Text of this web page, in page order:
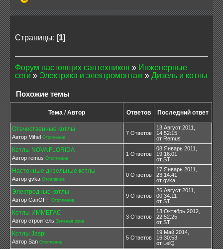
Страницы: [1]
Форум настоящих сантехников » Инженерные
сети » Электрика и электромонтаж » Дизель и котлы
Похожие темы
Тема / Автор Ответов Последний ответ
Отечественные котлы
Автор Mihel Отопление
7 Ответов
13 Август 2011,
14:52:15
от Remus
Котлы NOVA FLORIDA
Автор remus Отопление
1 Ответов
08 Январь 2011,
19:16:01
от ST
Настенные дизельные котлы
Автор gvka Отопление
0 Ответов
17 Январь 2011,
23:14:41
от gvka
Электродные котлы
Автор СанOFF Отопление
9 Ответов
26 Август 2011,
00:34:11
от ST
Котлы ИММЕГАС
Автор строитель Зелёная зона
3 Ответов
13 Октябрь 2012,
22:52:25
от ST
Котлы Jaspi
Автор San Отопление
5 Ответов
19 Май 2014,
16:30:53
от LelQ